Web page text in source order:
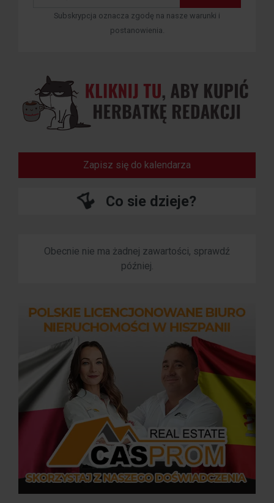
Subskrypcja oznacza zgodę na nasze warunki i
postanowienia.
Zapisz się do kalendarza
Co sie dzieje?
Obecnie nie ma żadnej zawartości, sprawdź
później.